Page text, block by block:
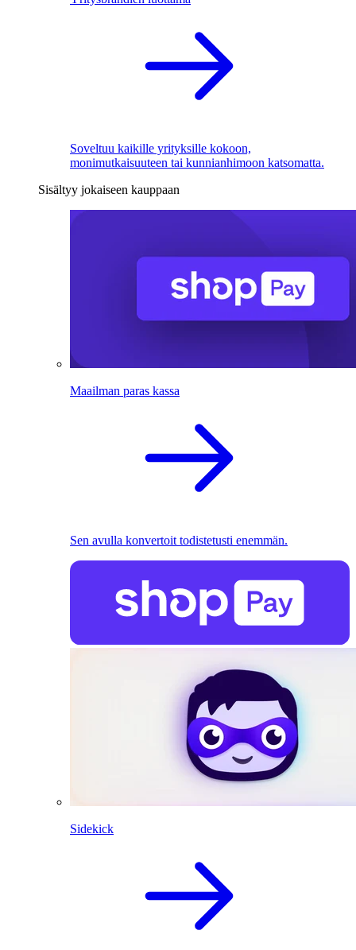
Soveltuu kaikille yrityksille kokoon,
monimutkaisuuteen tai kunnianhimoon katsomatta.
Sisältyy jokaiseen kauppaan
Maailman paras kassa
Sen avulla konvertoit todistetusti enemmän.
Sidekick